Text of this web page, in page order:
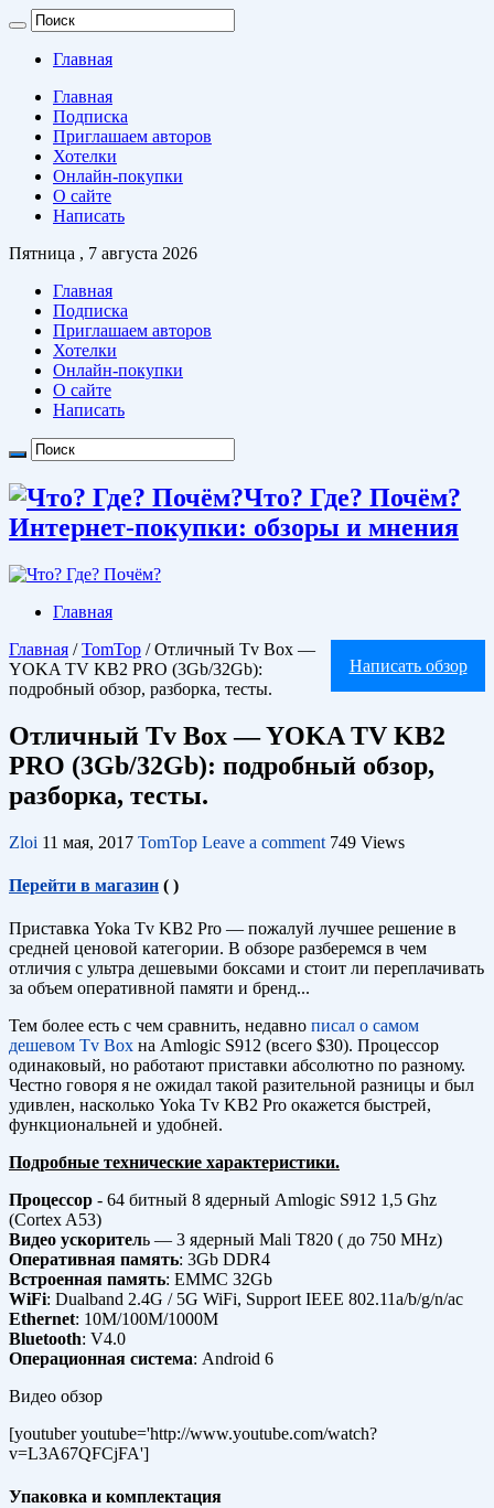
Главная
Главная
Подписка
Приглашаем авторов
Хотелки
Онлайн-покупки
О сайте
Написать
Пятница , 7 августа 2026
Главная
Подписка
Приглашаем авторов
Хотелки
Онлайн-покупки
О сайте
Написать
Что? Где? Почём?
Интернет-покупки: обзоры и мнения
Главная
Написать обзор
Главная / TomTop / Отличный Tv Box —
YOKA TV KB2 PRO (3Gb/32Gb):
подробный обзор, разборка, тесты.
Отличный Tv Box — YOKA TV KB2
PRO (3Gb/32Gb): подробный обзор,
разборка, тесты.
Zloi 11 мая, 2017 TomTop Leave a comment 749 Views
Перейти в магазин ( )
Приставка Yoka Tv KB2 Pro — пожалуй лучшее решение в
средней ценовой категории. В обзоре разберемся в чем
отличия с ультра дешевыми боксами и стоит ли переплачивать
за объем оперативной памяти и бренд...
Тем более есть с чем сравнить, недавно писал о самом
дешевом Tv Box на Amlogic S912 (всего $30). Процессор
одинаковый, но работают приставки абсолютно по разному.
Честно говоря я не ожидал такой разительной разницы и был
удивлен, насколько Yoka Tv KB2 Pro окажется быстрей,
функциональней и удобней.
Подробные технические характеристики.
Процессор - 64 битный 8 ядерный Amlogic S912 1,5 Ghz
(Cortex A53)
Видео ускоритель — 3 ядерный Mali T820 ( до 750 MHz)
Оперативная память: 3Gb DDR4
Встроенная память: EMMC 32Gb
WiFi: Dualband 2.4G / 5G WiFi, Support IEEE 802.11a/b/g/n/ac
Ethernet: 10M/100M/1000M
Bluetooth: V4.0
Операционная система: Android 6
Видео обзор
[youtuber youtube='http://www.youtube.com/watch?
v=L3A67QFCjFA']
Упаковка и комплектация